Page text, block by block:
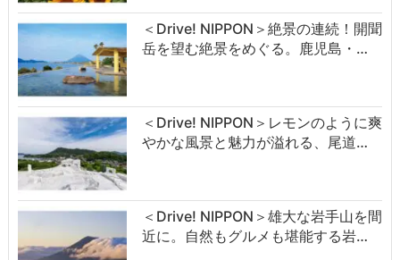
＜Drive! NIPPON＞絶景の連続！開聞
岳を望む絶景をめぐる。鹿児島・…
＜Drive! NIPPON＞レモンのように爽
やかな風景と魅力が溢れる、尾道…
＜Drive! NIPPON＞雄大な岩手山を間
近に。自然もグルメも堪能する岩…